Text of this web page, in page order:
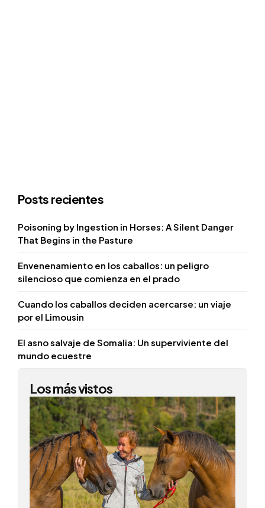
Posts recientes
Poisoning by Ingestion in Horses: A Silent Danger
That Begins in the Pasture
Envenenamiento en los caballos: un peligro
silencioso que comienza en el prado
Cuando los caballos deciden acercarse: un viaje
por el Limousin
El asno salvaje de Somalia: Un superviviente del
mundo ecuestre
Los más vistos